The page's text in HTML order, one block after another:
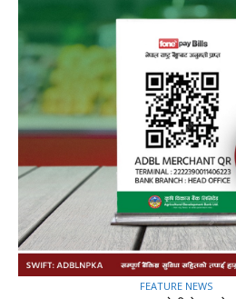
FEATURE NEWS